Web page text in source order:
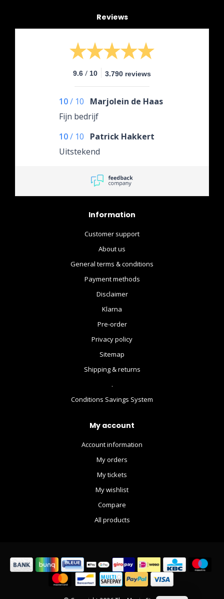
Reviews
9.6 / 10 3.790 reviews
10/ 10
Marjolein de Haas
Fijn bedrijf
10/ 10
Patrick Hakkert
Uitstekend
Information
Customer support
About us
General terms & conditions
Payment methods
Disclaimer
Klarna
Pre-order
Privacy policy
Sitemap
Shipping & returns
.
Conditions Savings System
My account
Account information
My orders
My tickets
My wishlist
Compare
All products